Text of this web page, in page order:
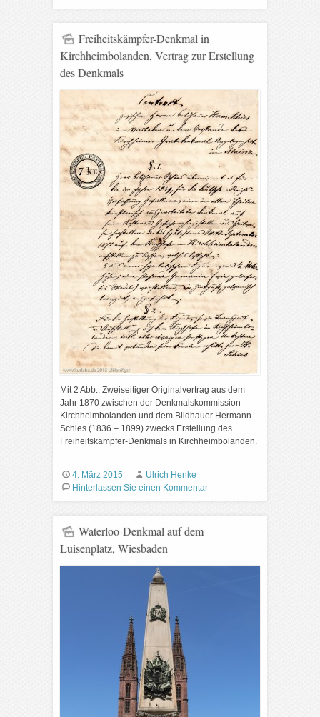
Freiheitskämpfer-Denkmal in
Kirchheimbolanden, Vertrag zur Erstellung
des Denkmals
Mit 2 Abb.: Zweiseitiger Originalvertrag aus dem
Jahr 1870 zwischen der Denkmalskommission
Kirchheimbolanden und dem Bildhauer Hermann
Schies (1836 – 1899) zwecks Erstellung des
Freiheitskämpfer-Denkmals in Kirchheimbolanden.
4. März 2015
Ulrich Henke
Hinterlassen Sie einen Kommentar
Waterloo-Denkmal auf dem
Luisenplatz, Wiesbaden